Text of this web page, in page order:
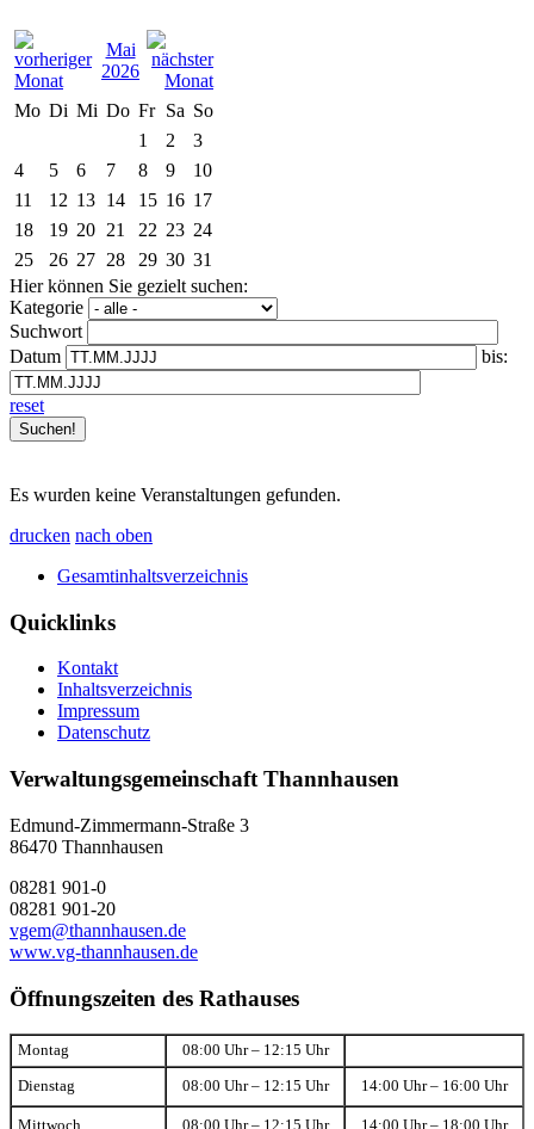
Mai
2026
Mo Di Mi Do Fr Sa So
1
2
3
4
5 6 7 8 9
10
11
12 13 14 15 16 17
18
19 20 21 22 23 24
25
26 27 28 29 30 31
Hier können Sie gezielt suchen:
Kategorie
Suchwort
Datum
bis:
reset
Es wurden keine Veranstaltungen gefunden.
drucken nach oben
Gesamtinhaltsverzeichnis
Quicklinks
Kontakt
Inhaltsverzeichnis
Impressum
Datenschutz
Verwaltungsgemeinschaft Thannhausen
Edmund-Zimmermann-Straße 3
86470 Thannhausen
08281 901-0
08281 901-20
vgem@thannhausen.de
www.vg-thannhausen.de
Öffnungszeiten des Rathauses
Montag 08:00 Uhr – 12:15 Uhr
Dienstag 08:00 Uhr – 12:15 Uhr 14:00 Uhr – 16:00 Uhr